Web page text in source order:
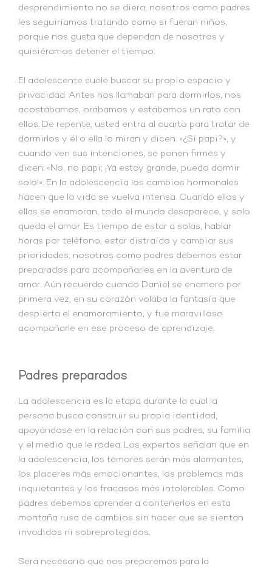
desprendimiento no se diera, nosotros como padres
les seguiríamos tratando como si fueran niños,
porque nos gusta que dependan de nosotros y
quisiéramos detener el tiempo.
El adolescente suele buscar su propio espacio y
privacidad. Antes nos llamaban para dormirlos, nos
acostábamos, orábamos y estábamos un rato con
ellos. De repente, usted entra al cuarto para tratar de
dormirlos y él o ella lo miran y dicen: «¿Sí papi?», y
cuando ven sus intenciones, se ponen firmes y
dicen: «No, no papi; ¡Ya estoy grande, puedo dormir
solo!». En la adolescencia los cambios hormonales
hacen que la vida se vuelva intensa. Cuando ellos y
ellas se enamoran, todo el mundo desaparece, y solo
queda el amor. Es tiempo de estar a solas, hablar
horas por teléfono, estar distraído y cambiar sus
prioridades; nosotros como padres debemos estar
preparados para acompañarles en la aventura de
amar. Aún recuerdo cuando Daniel se enamoró por
primera vez, en su corazón volaba la fantasía que
despierta el enamoramiento, y fue maravilloso
acompañarle en ese proceso de aprendizaje.
Padres preparados
La adolescencia es la etapa durante la cual la
persona busca construir su propia identidad,
apoyándose en la relación con sus padres, su familia
y el medio que le rodea. Los expertos señalan que en
la adolescencia, los temores serán más alarmantes,
los placeres más emocionantes, los problemas más
inquietantes y los fracasos más intolerables. Como
padres debemos aprender a contenerlos en esta
montaña rusa de cambios sin hacer que se sientan
invadidos ni sobreprotegidos.
Será necesario que nos preparemos para la